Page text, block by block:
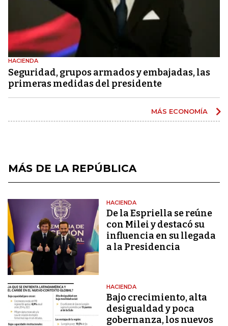
HACIENDA
Seguridad, grupos armados y embajadas, las
primeras medidas del presidente
MÁS ECONOMÍA
MÁS DE LA REPÚBLICA
HACIENDA
De la Espriella se reúne
con Milei y destacó su
influencia en su llegada
a la Presidencia
HACIENDA
Bajo crecimiento, alta
desigualdad y poca
gobernanza, los nuevos